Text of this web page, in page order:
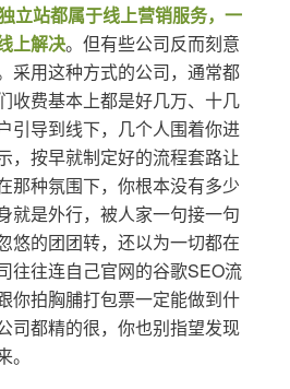
立站都属于线上营销服务，一
上解决。但有些公司反而刻意
采用这种方式的公司，通常都
收费基本上都是好几万、十几
引导到线下，几个人围着你进
，按早就制定好的流程套路让
那种氛围下，你根本没有多少
就是外行，被人家一句接一句
悠的团团转，还以为一切都在
往往连自己官网的谷歌SEO流
你拍胸脯打包票一定能做到什
司都精的很，你也别指望发现